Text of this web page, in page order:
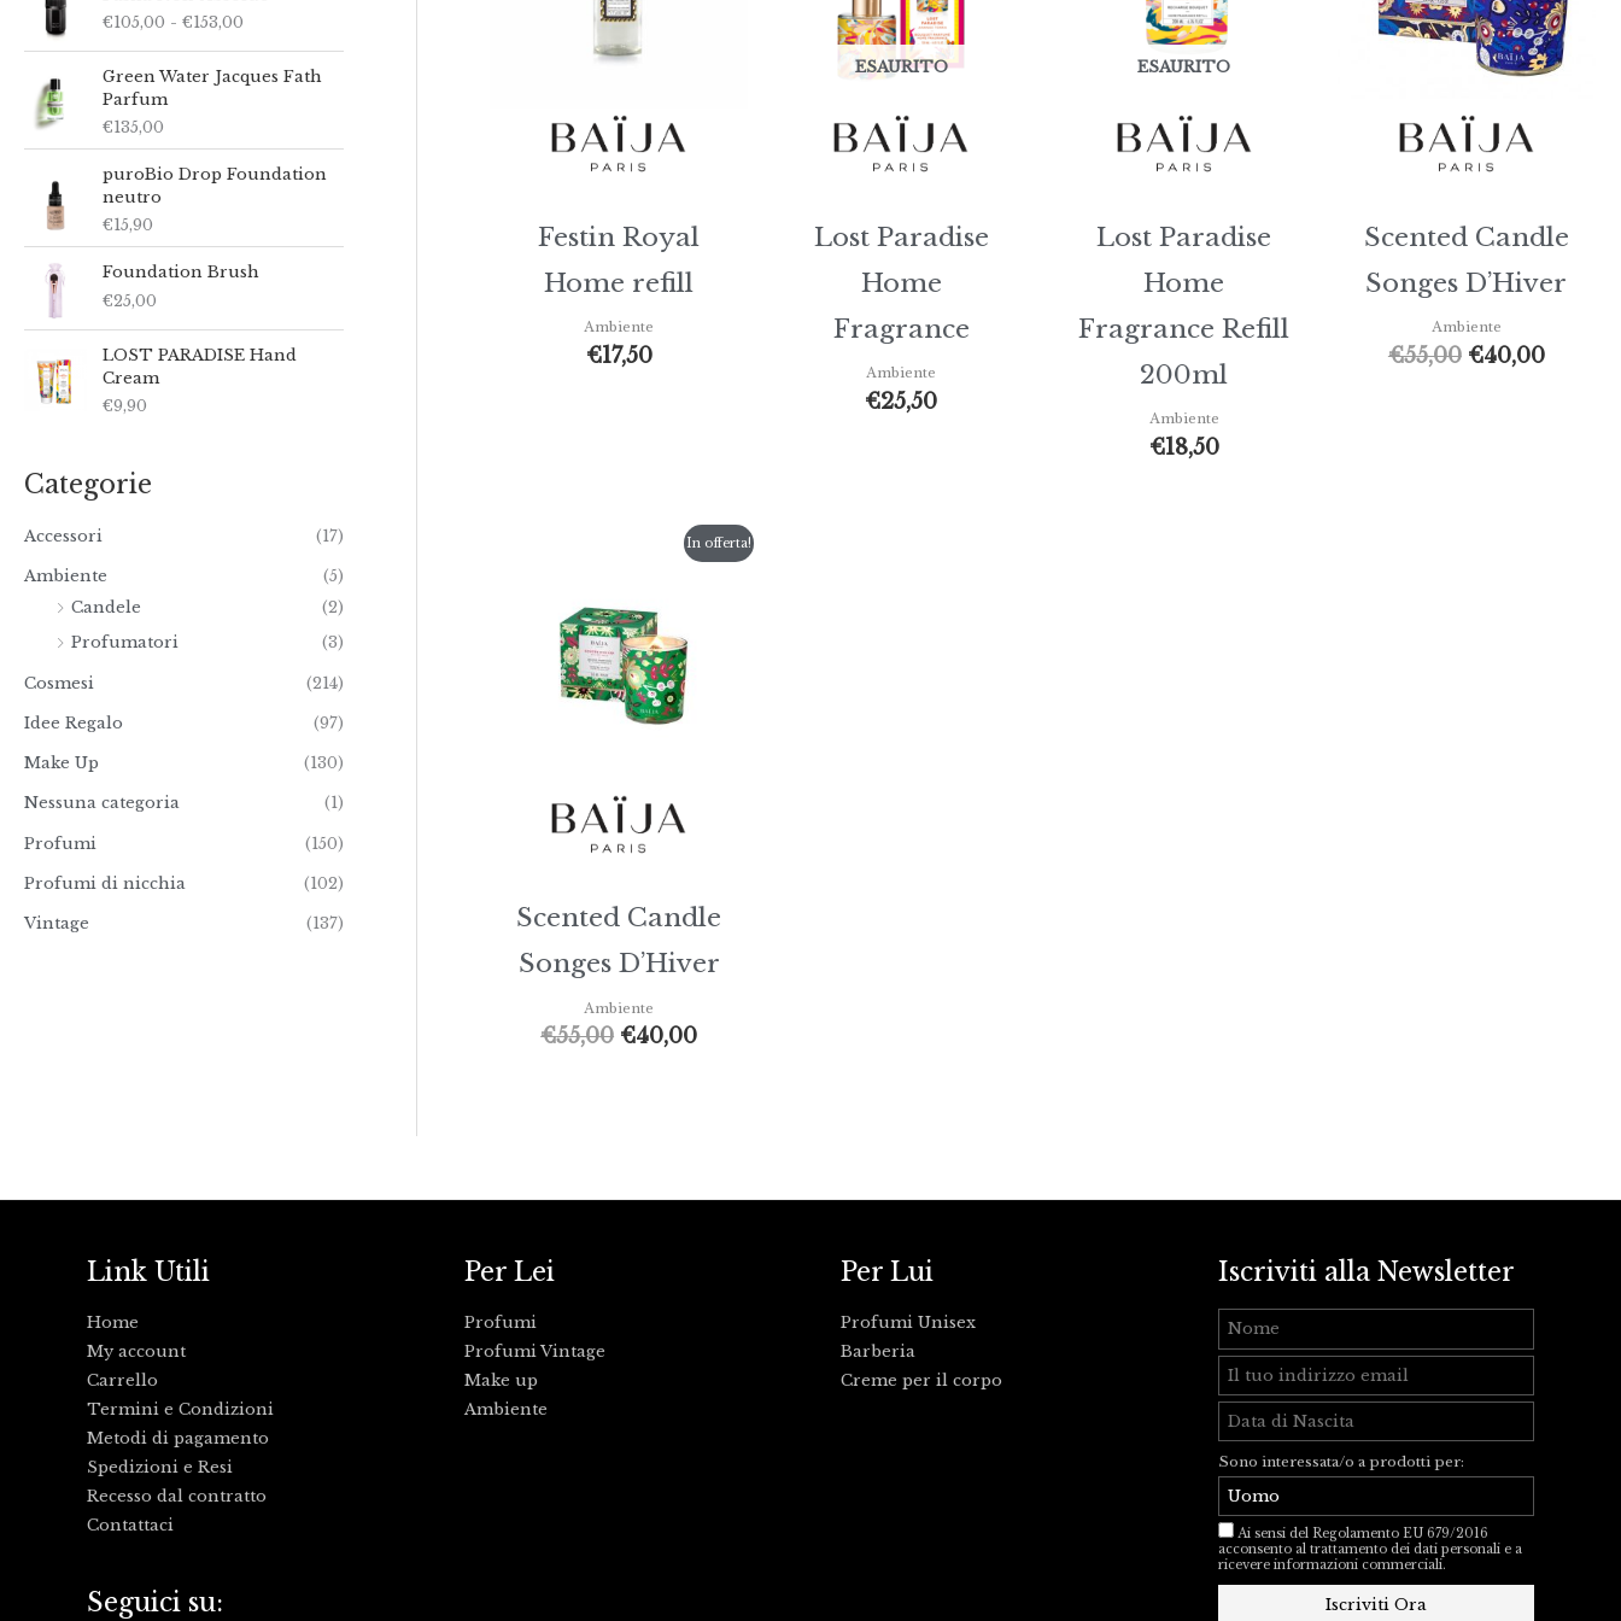
€105,00 - €153,00
a
c
i
i
p
o
d
a
Green Water Jacques Fath
Parfum
€135,00
puroBio Drop Foundation
neutro
€15,90
Foundation Brush
€25,00
LOST PARADISE Hand
Cream
€9,90
Categorie
Accessori
(17)
Ambiente
(5)
Candele
(2)
Profumatori
(3)
Cosmesi
(214)
Idee Regalo
(97)
Make Up
(130)
Nessuna categoria
(1)
Profumi
(150)
Profumi di nicchia
(102)
Vintage
(137)
Festin Royal
Home refill
Ambiente
€17,50
ESAURITO
Lost Paradise
Home
Fragrance
Ambiente
€25,50
ESAURITO
Lost Paradise
Home
Fragrance Refill
200ml
Ambiente
€18,50
Scented Candle
Songes D’Hiver
Ambiente
€55,00 €40,00
In offerta!
Scented Candle
Songes D’Hiver
Ambiente
€55,00
prezzo
era:
€55,00.
€40,00
Il
prezzo
Link Utili
Home
My account
Carrello
Termini e Condizioni
Metodi di pagamento
Spedizioni e Resi
Recesso dal contratto
Contattaci
Seguici su:
Per Lei
Profumi
Profumi Vintage
Make up
Ambiente
Per Lui
Profumi Unisex
Barberia
Creme per il corpo
Iscriviti alla Newsletter
Sono interessata/o a prodotti per:
Ai sensi del Regolamento EU 679/2016
acconsento al trattamento dei dati personali e a
ricevere informazioni commerciali.